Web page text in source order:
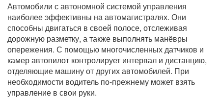
Автомобили с автономной системой управления
наиболее эффективны на автомагистралях. Они
способны двигаться в своей полосе, отслеживая
дорожную разметку, а также выполнять манёвры
опережения. С помощью многочисленных датчиков и
камер автопилот контролирует интервал и дистанцию,
отделяющие машину от других автомобилей. При
необходимости водитель по-прежнему может взять
управление в свои руки.